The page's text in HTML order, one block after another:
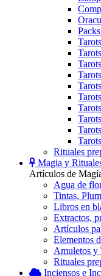
Rituales
Magia y
Artículos de
Agua de
Tintas,
Libros en
Extractos,
Artículos
Elementos
Amuletos y
Rituales
Inciensos e